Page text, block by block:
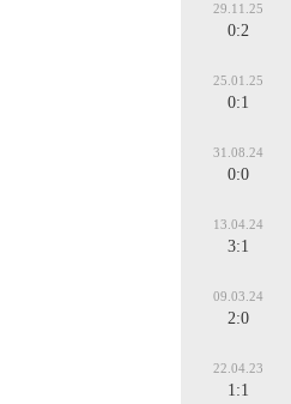
29.11.25
0:2
25.01.25
0:1
31.08.24
0:0
13.04.24
3:1
09.03.24
2:0
22.04.23
1:1